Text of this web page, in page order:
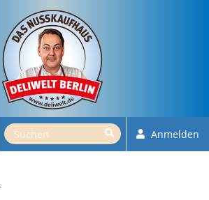
Anmelden